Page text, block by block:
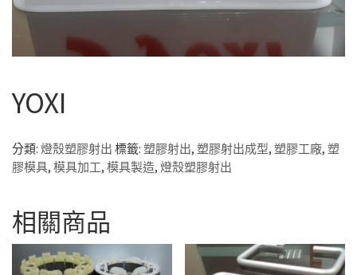
YOXI
分類: 燈殼塑膠射出 標籤: 塑膠射出, 塑膠射出成型, 塑膠工廠, 塑
膠模具, 模具加工, 模具製造, 燈殼塑膠射出
相關商品